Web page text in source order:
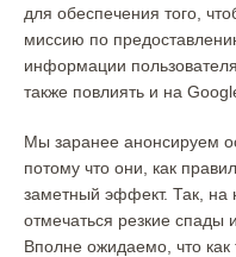
для обеспечения того,
миссию по
информации
также повлиять и на
Мы заранее анонсируем
потому что они, как
заметный эффект. Так, на
отмечаться резкие спады
Вполне ожидаемо, что как